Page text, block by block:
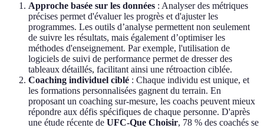
Approche basée sur les données : Analyser des métriques
précises permet d'évaluer les progrès et d'ajuster les
programmes. Les outils d’analyse permettent non seulement
de suivre les résultats, mais également d’optimiser les
méthodes d'enseignement. Par exemple, l'utilisation de
logiciels de suivi de performance permet de dresser des
tableaux détaillés, facilitant ainsi une rétroaction ciblée.
Coaching individuel ciblé : Chaque individu est unique, et
les formations personnalisées gagnent du terrain. En
proposant un coaching sur-mesure, les coachs peuvent mieux
répondre aux défis spécifiques de chaque personne. D'après
une étude récente de UFC-Que Choisir, 78 % des coachés se